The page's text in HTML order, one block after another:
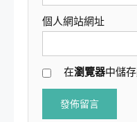
個人網站網址
在瀏覽器中儲